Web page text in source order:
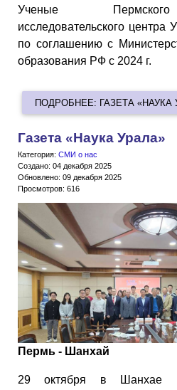
Ученые
исследовательского
по соглашению с
образования РФ с 2024 г.
ПОДРОБНЕЕ: ГАЗЕТА «НАУКА
Газета «Наука Урала»
Категория: СМИ о нас
Создано: 04 декабря 2025
Обновлено: 09 декабря 2025
Просмотров: 616
Пермь - Шанхай
29 октября в Шанхае